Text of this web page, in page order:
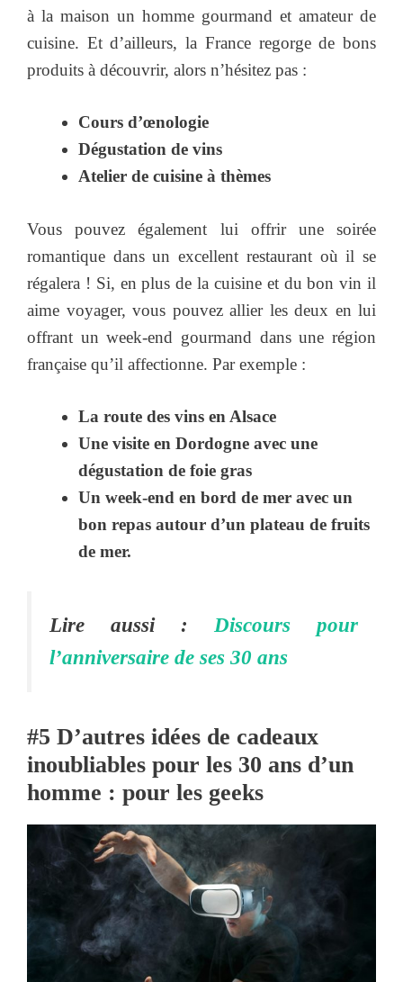
à la maison un homme gourmand et amateur de
cuisine. Et d’ailleurs, la France regorge de bons
produits à découvrir, alors n’hésitez pas :
Cours d’œnologie
Dégustation de vins
Atelier de cuisine à thèmes
Vous pouvez également lui offrir une soirée
romantique dans un excellent restaurant où il se
régalera ! Si, en plus de la cuisine et du bon vin il
aime voyager, vous pouvez allier les deux en lui
offrant un week-end gourmand dans une région
française qu’il affectionne. Par exemple :
La route des vins en Alsace
Une visite en Dordogne avec une
dégustation de foie gras
Un week-end en bord de mer avec un
bon repas autour d’un plateau de fruits
de mer.
Lire aussi : Discours pour
l’anniversaire de ses 30 ans
#5 D’autres idées de cadeaux
inoubliables pour les 30 ans d’un
homme : pour les geeks